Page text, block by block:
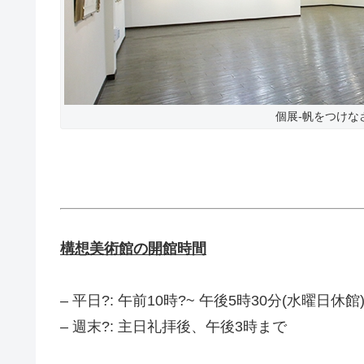
個展-帆をつけな
構想美術館の開館時間
– 平日?: 午前10時?~ 午後5時30分(水曜日休館)
– 週末?: 主日礼拝後、午後3時まで